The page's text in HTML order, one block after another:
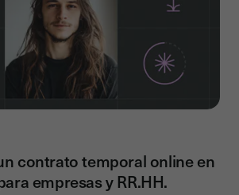
contrato temporal online en
empresas y RR.HH.